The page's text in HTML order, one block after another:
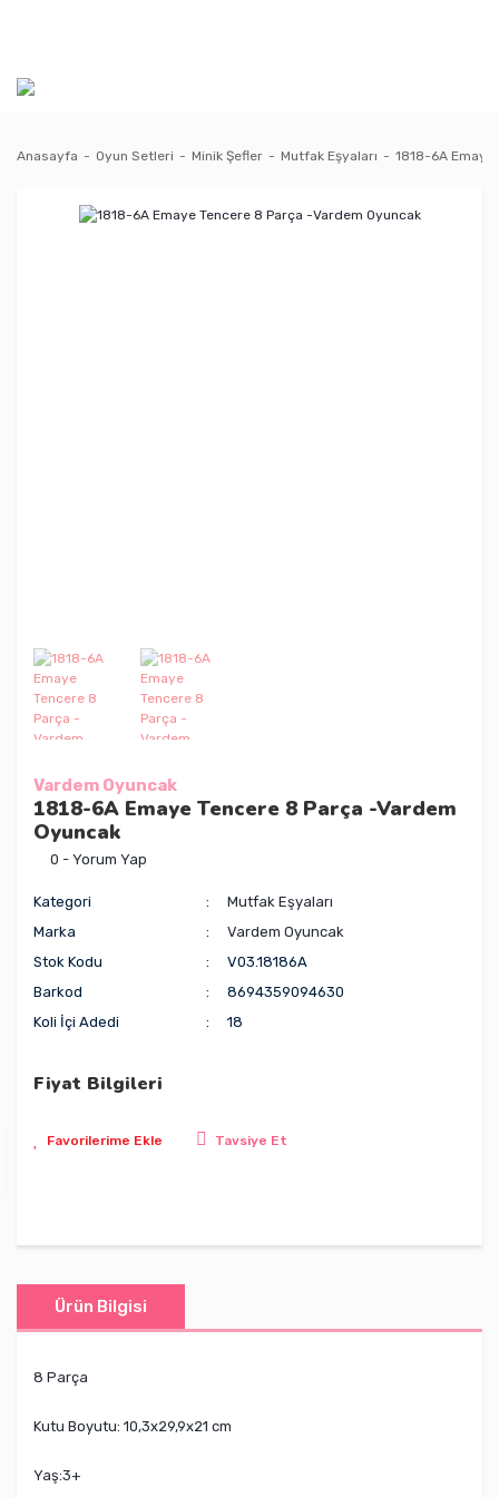
Anasayfa Oyun Setleri Minik Şefler Mutfak Eşyaları 1818-6A
Vardem Oyuncak
1818-6A Emaye Tencere 8 Parça -Vardem
Oyuncak
0 - Yorum Yap
Kategori
Mutfak Eşyaları
Marka
Vardem Oyuncak
Stok Kodu
V03.18186A
Barkod
8694359094630
Koli İçi Adedi
18
Fiyat Bilgileri
Tavsiye Et
Ürün Bilgisi
8 Parça
Kutu Boyutu: 10,3x29,9x21 cm
Yaş:3+